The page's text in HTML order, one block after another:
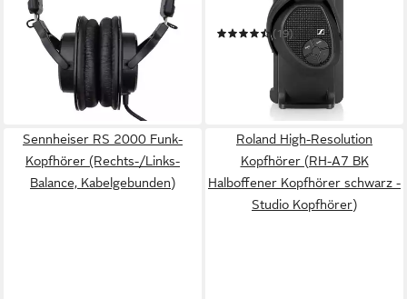
Kabelgebunden
Bluetooth
117,90 €
10,77 €mtl. in 12 Raten
in 2-3 Werktagen bei dir
Gewicht
(19)
219,00 € UVP259,90 €
mtl. in 12 Raten
in 2-3 Werktagen bei dir
Sennheiser RS 2000 Funk-
Kopfhörer (Rechts-/Links-
Balance, Kabelgebunden)
Roland High-Resolution
Kopfhörer (RH-A7 BK
Halboffener Kopfhörer schwarz -
Studio Kopfhörer)